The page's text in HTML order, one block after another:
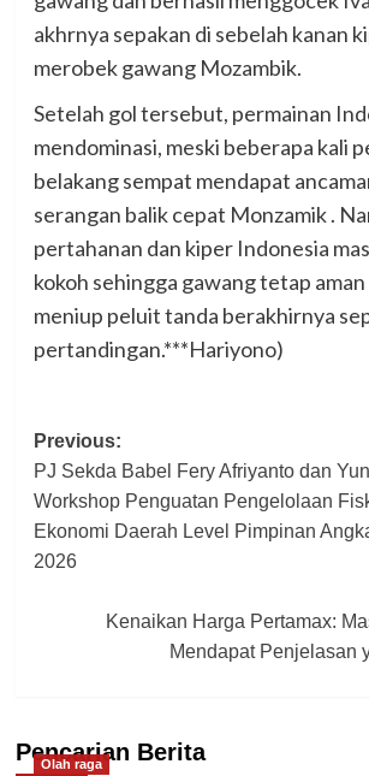
akhrnya sepakan di sebelah kanan
merobek gawang Mozambik.
Setelah gol tersebut, permainan
mendominasi, meski beberapa kali
belakang sempat mendapat
serangan balik cepat Monzamik .
pertahanan dan kiper Indonesia
kokoh sehingga gawang tetap
meniup peluit tanda berakhirnya
pertandingan.***Hariyono)
Post
navigation
Previous:
PJ Sekda Babel Fery Afriyanto dan
Workshop Penguatan Pengelolaan
Ekonomi Daerah Level Pimpinan
2026
Kenaikan Harga Pertamax:
Mendapat Penjelasan
Pencarian Berita
Olah raga